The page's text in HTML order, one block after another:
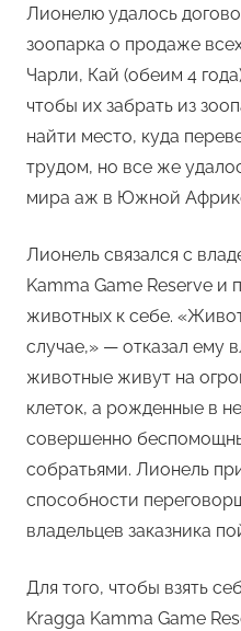
Лионелю удалось
зоопарка о продаже
Чарли, Кай (обеим 4
чтобы их забрать из
найти место, куда
трудом, но все же
мира аж в Южной
Лионель связался с
Kamma Game Reserve и
животных к себе.
случае,» — отказал ему
животные живут на
клеток, а рожденные в
совершенно
собратьями. Лионель
способности
владельцев заказника
Для того, чтобы взять
Kragga Kamma Game